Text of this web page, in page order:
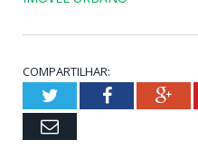
COMPARTILHAR:
TwitterFacebook
Email